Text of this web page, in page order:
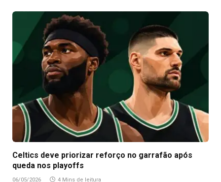
Celtics deve priorizar reforço no garrafão após
queda nos playoffs
06/05/2026 4 Mins de leitura